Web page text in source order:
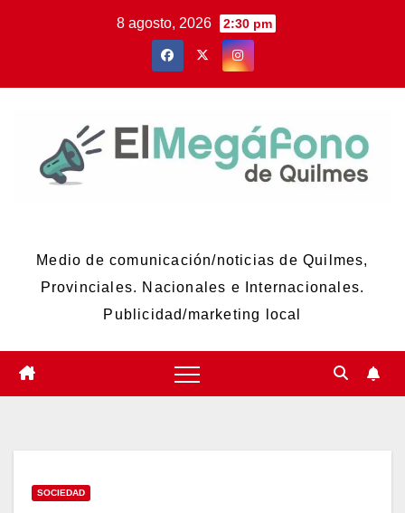
8 agosto, 2026 2:30 pm
Medio de comunicación/noticias de Quilmes,
Provinciales. Nacionales e Internacionales.
Publicidad/marketing local
SOCIEDAD